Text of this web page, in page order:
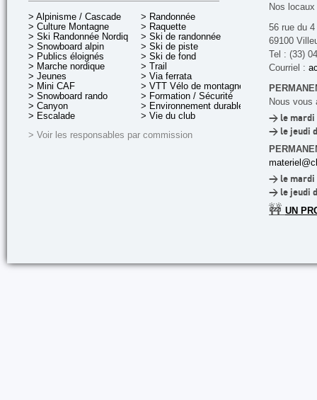
> Alpinisme / Cascade
> Culture Montagne
> Ski Randonnée Nordique
> Snowboard alpin
> Publics éloignés
> Marche nordique
> Jeunes
> Mini CAF
> Snowboard rando
> Canyon
> Escalade
> Randonnée
> Raquette
> Ski de randonnée
> Ski de piste
> Ski de fond
> Trail
> Via ferrata
> VTT Vélo de montagne
> Formation / Sécurité
> Environnement durable
> Vie du club
> Voir les responsables par commission
Nos
56 rue du
69100
Tel : (33)
Courriel :
Nous vous
> le mardi
> le jeudi
> le mardi
> le jeudi
🚧 UN